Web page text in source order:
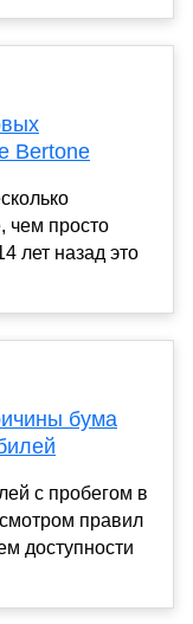
Bertone
чем просто
лет назад это
бума
с пробегом в
правил
доступности